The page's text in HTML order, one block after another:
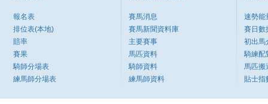
報名表
排位表(本地)
賠率
賽果
騎師分場表
練馬師分場表
賽馬消息
賽馬新聞資料庫
主要賽事
馬匹資料
騎師資料
練馬師資料
速勢能
賽日數
初出馬
騎練配
馬匹搬
貼士指